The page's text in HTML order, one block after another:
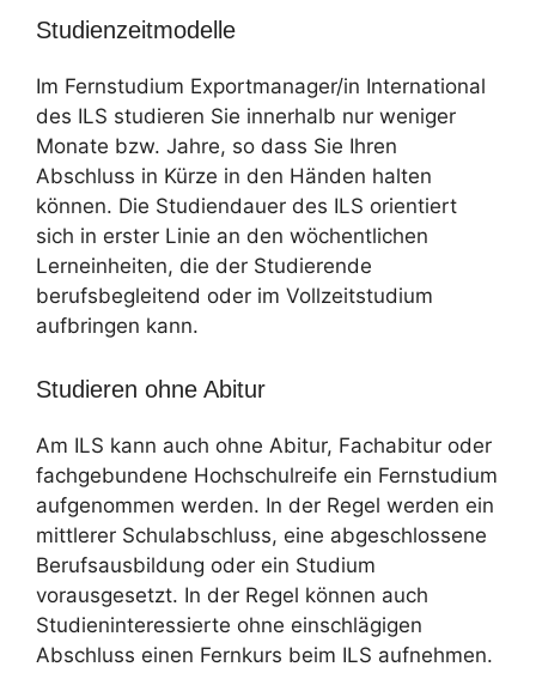
Studienzeitmodelle
Im Fernstudium Exportmanager/in International
des ILS studieren Sie innerhalb nur weniger
Monate bzw. Jahre, so dass Sie Ihren
Abschluss in Kürze in den Händen halten
können. Die Studiendauer des ILS orientiert
sich in erster Linie an den wöchentlichen
Lerneinheiten, die der Studierende
berufsbegleitend oder im Vollzeitstudium
aufbringen kann.
Studieren ohne Abitur
Am ILS kann auch ohne Abitur, Fachabitur oder
fachgebundene Hochschulreife ein Fernstudium
aufgenommen werden. In der Regel werden ein
mittlerer Schulabschluss, eine abgeschlossene
Berufsausbildung oder ein Studium
vorausgesetzt. In der Regel können auch
Studieninteressierte ohne einschlägigen
Abschluss einen Fernkurs beim ILS aufnehmen.